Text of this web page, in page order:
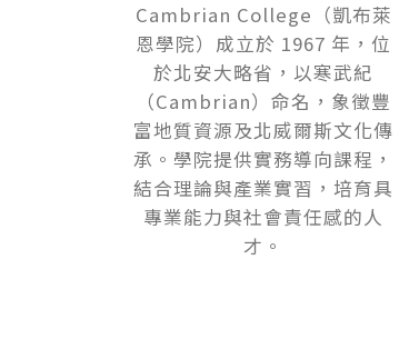
Cambrian College（凱布萊
恩學院）成立於 1967 年，位
於北安大略省，以寒武紀
（Cambrian）命名，象徵豐
富地質資源及北威爾斯文化傳
承。學院提供實務導向課程，
結合理論與產業實習，培育具
專業能力與社會責任感的人
才。